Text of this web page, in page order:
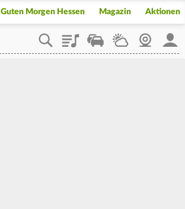
Guten Morgen Hessen Magazin Aktionen
PlaylistStaupilotWetterWebcam